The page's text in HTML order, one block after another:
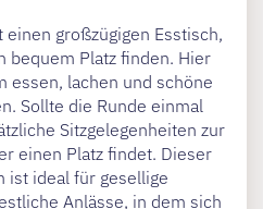
großzügigen Esstisch,
bequem Platz finden. Hier
essen, lachen und schöne
Sollte die Runde einmal
Sitzgelegenheiten zur
einen Platz findet. Dieser
ist ideal für gesellige
Anlässe, in dem sich